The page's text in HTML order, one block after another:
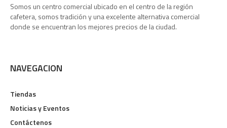
Somos un centro comercial ubicado en el centro de la región
cafetera, somos tradición y una excelente alternativa comercial
donde se encuentran los mejores precios de la ciudad.
NAVEGACION
Tiendas
Noticias y Eventos
Contáctenos